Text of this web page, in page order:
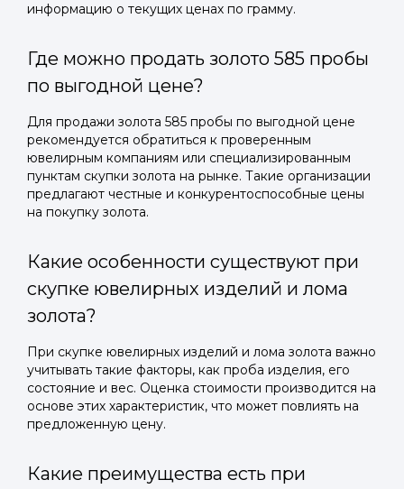
информацию о текущих ценах по грамму.
Где можно продать золото 585 пробы
по выгодной цене?
Для продажи золота 585 пробы по выгодной цене
рекомендуется обратиться к проверенным
ювелирным компаниям или специализированным
пунктам скупки золота на рынке. Такие организации
предлагают честные и конкурентоспособные цены
на покупку золота.
Какие особенности существуют при
скупке ювелирных изделий и лома
золота?
При скупке ювелирных изделий и лома золота важно
учитывать такие факторы, как проба изделия, его
состояние и вес. Оценка стоимости производится на
основе этих характеристик, что может повлиять на
предложенную цену.
Какие преимущества есть при